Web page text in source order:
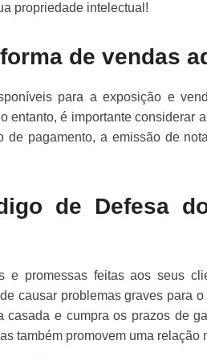
propriedade intelectual!
de vendas
para a exposição e
entanto, é importante considerar
de pagamento, a emissão de
de Defesa
e promessas feitas aos seus
causar problemas graves para
casada e cumpra os prazos de
também promovem uma relação